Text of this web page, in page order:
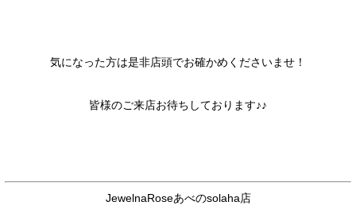
気になった方は是非店頭でお確かめくださいませ！
皆様のご来店お待ちしております♪♪
JewelnaRoseあべのsolaha店